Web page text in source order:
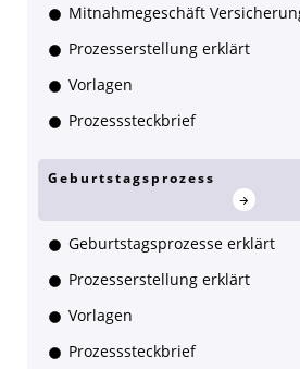
Mitnahmegeschäft
Prozesserstellung erklärt
Vorlagen
Prozesssteckbrief
Geburtstagsprozess
Geburtstagsprozesse erklärt
Prozesserstellung erklärt
Vorlagen
Prozesssteckbrief